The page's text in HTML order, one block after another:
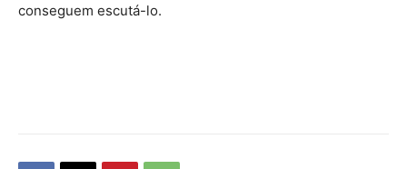
conseguem escutá-lo.